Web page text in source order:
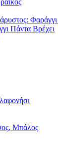
Πάντα Βρέχει
Μπάλος